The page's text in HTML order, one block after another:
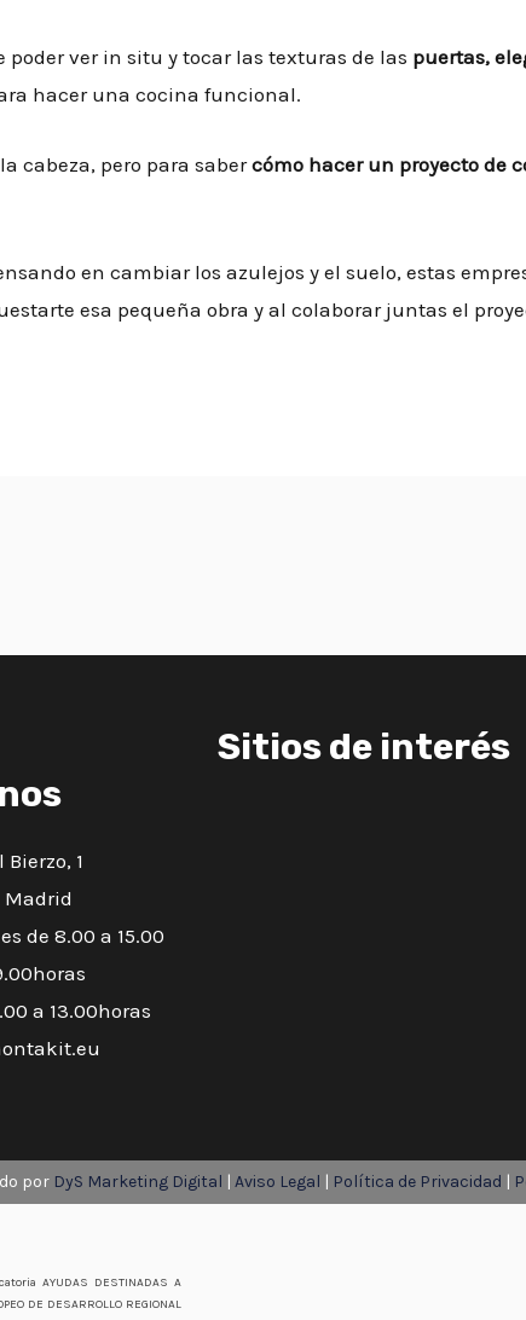
ver in situ y tocar las texturas de las puertas,
hacer una cocina funcional.
cabeza, pero para sabercómo hacer un proyecto de
en cambiar los azulejos y el suelo, estas
esa pequeña obra y al colaborar juntas el
1
de 8.00 a 15.00
a 13.00horas
Sitios de interés
por DyS Marketing Digital | Aviso Legal | Política de Privacidad |
AYUDAS DESTINADAS A
DE DESARROLLO REGIONAL